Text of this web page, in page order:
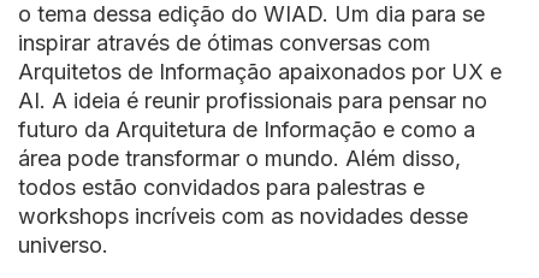
o tema dessa edição do WIAD. Um dia para se
inspirar através de ótimas conversas com
Arquitetos de Informação apaixonados por UX e
AI. A ideia é reunir profissionais para pensar no
futuro da Arquitetura de Informação e como a
área pode transformar o mundo. Além disso,
todos estão convidados para palestras e
workshops incríveis com as novidades desse
universo.